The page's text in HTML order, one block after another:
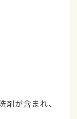
が含まれ、